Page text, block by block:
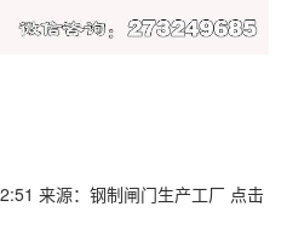
来源：钢制闸门生产工厂 点击